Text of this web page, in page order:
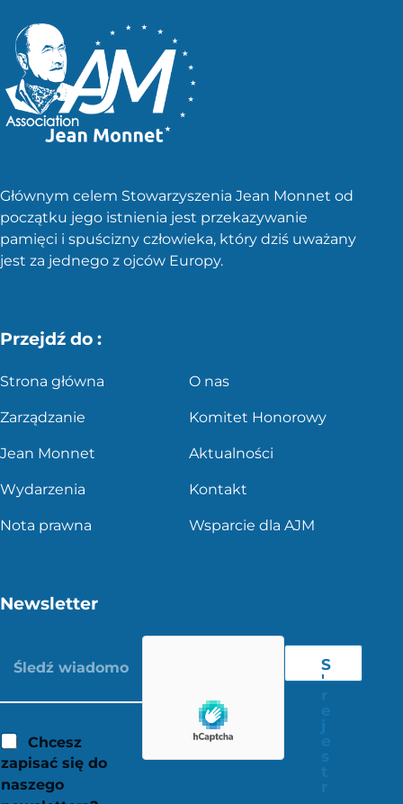
Głównym celem Stowarzyszenia Jean Monnet od
początku jego istnienia jest przekazywanie
pamięci i spuścizny człowieka, który dziś uważany
jest za jednego z ojców Europy.
Przejdź do :
Strona główna O nas
Zarządzanie Komitet Honorowy
Jean Monnet Aktualności
Wydarzenia Kontakt
Nota prawna Wsparcie dla AJM
Newsletter
Chcesz
zapisać się do
naszego
S
'